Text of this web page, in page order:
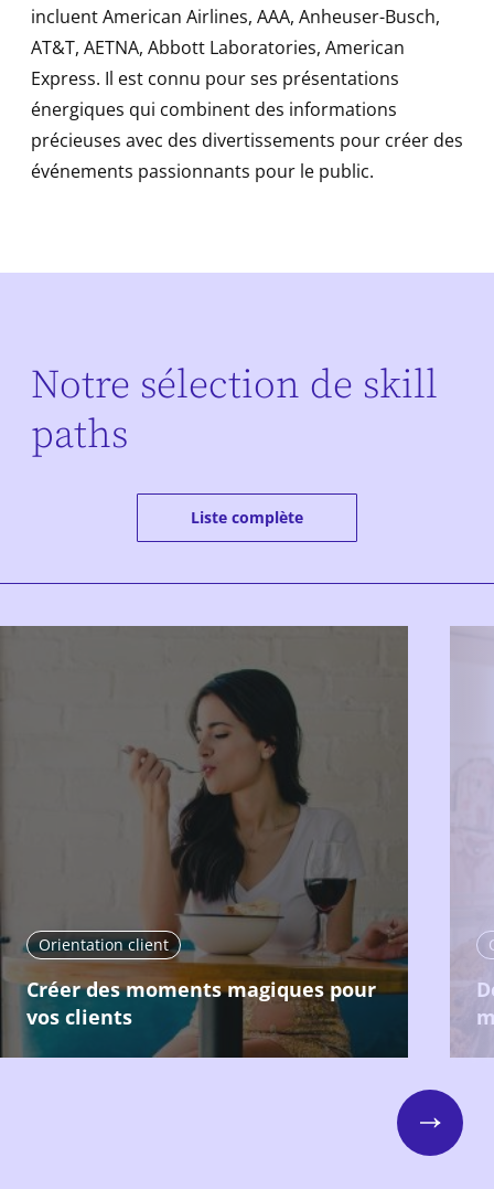
incluent American Airlines, AAA, Anheuser-Busch,
AT&T, AETNA, Abbott Laboratories, American
Express. Il est connu pour ses présentations
énergiques qui combinent des informations
précieuses avec des divertissements pour créer des
événements passionnants pour le public.
Notre sélection de skill
paths
Liste complète
Orientation client
Créer des moments magiques pour
vos clients
Next